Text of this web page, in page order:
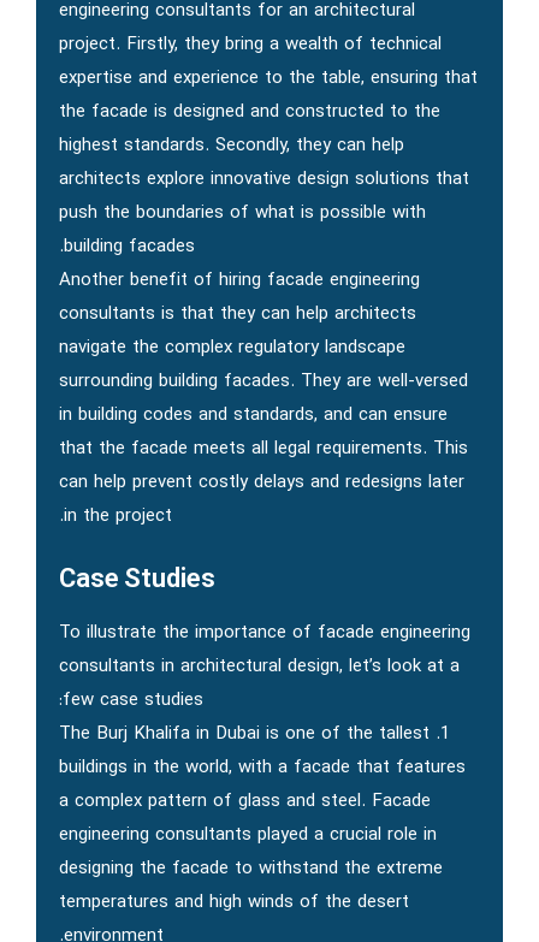
engineering consultants for an architectural
project. Firstly, they bring a wealth of technical
expertise and experience to the table, ensuring that
the facade is designed and constructed to the
highest standards. Secondly, they can help
architects explore innovative design solutions that
push the boundaries of what is possible with
building facades.
Another benefit of hiring facade engineering
consultants is that they can help architects
navigate the complex regulatory landscape
surrounding building facades. They are well-versed
in building codes and standards, and can ensure
that the facade meets all legal requirements. This
can help prevent costly delays and redesigns later
in the project.
Case Studies
To illustrate the importance of facade engineering
consultants in architectural design, let’s look at a
few case studies:
1. The Burj Khalifa in Dubai is one of the tallest
buildings in the world, with a facade that features
a complex pattern of glass and steel. Facade
engineering consultants played a crucial role in
designing the facade to withstand the extreme
temperatures and high winds of the desert